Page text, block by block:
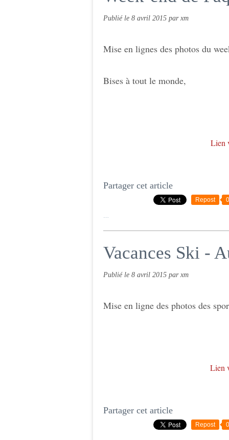
Publié le 8 avril 2015 par xm
Mise en lignes des photos du
Bises à tout le monde,
Lien
Partager cet article
Repost 0
Vacances Ski -
Publié le 8 avril 2015 par xm
Mise en ligne des photos des
Lien
Partager cet article
Repost 0